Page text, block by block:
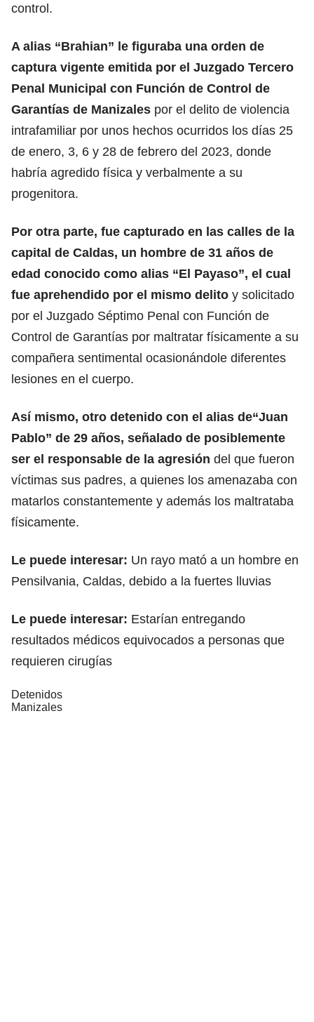
control.
A alias “Brahian” le figuraba una orden de
captura vigente emitida por el Juzgado Tercero
Penal Municipal con Función de Control de
Garantías de Manizales por el delito de violencia
intrafamiliar por unos hechos ocurridos los días 25
de enero, 3, 6 y 28 de febrero del 2023, donde
habría agredido física y verbalmente a su
progenitora.
Por otra parte, fue capturado en las calles de la
capital de Caldas, un hombre de 31 años de
edad conocido como alias “El Payaso”, el cual
fue aprehendido por el mismo delito y solicitado
por el Juzgado Séptimo Penal con Función de
Control de Garantías por maltratar físicamente a su
compañera sentimental ocasionándole diferentes
lesiones en el cuerpo.
Así mismo, otro detenido con el alias de“Juan
Pablo” de 29 años, señalado de posiblemente
ser el responsable de la agresión del que fueron
víctimas sus padres, a quienes los amenazaba con
matarlos constantemente y además los maltrataba
físicamente.
Le puede interesar: Un rayo mató a un hombre en
Pensilvania, Caldas, debido a la fuertes lluvias
Le puede interesar: Estarían entregando
resultados médicos equivocados a personas que
requieren cirugías
Detenidos
Manizales